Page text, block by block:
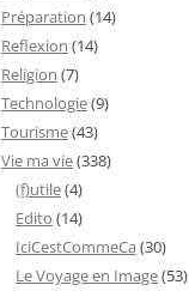
Préparation (14)
Reflexion (14)
Religion (7)
Technologie(9)
Tourisme(43)
Vie ma vie(338)
(f)utile(4)
Edito (14)
IciCestCommeCa (30)
Le Voyage en Image(53)